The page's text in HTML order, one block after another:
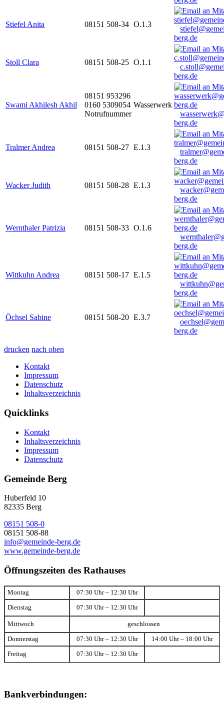
Stiefel Anita 08151 508-34 O.1.3
berg.de
Stoll Clara 08151 508-25 O.1.1
berg.de
Swami Akhilesh Akhil
08151 953296
0160 5309054
Notrufnummer
Wasserwerk
berg.de
Tralmer Andrea 08151 508-27 E.1.3
berg.de
Wacker Judith 08151 508-28 E.1.3
berg.de
Wernthaler Patrizia 08151 508-33 O.1.6
berg.de
Wittkuhn Andrea 08151 508-17 E.1.5
berg.de
Öchsel Sabine 08151 508-20 E.3.7
berg.de
drucken nach oben
Kontakt
Impressum
Datenschutz
Inhaltsverzeichnis
Quicklinks
Kontakt
Inhaltsverzeichnis
Impressum
Datenschutz
Gemeinde Berg
Huberfeld 10
82335 Berg
08151 508-0
08151 508-88
info@gemeinde-berg.de
www.gemeinde-berg.de
Öffnungszeiten des Rathauses
Montag 07:30 Uhr – 12:30 Uhr
Dienstag 07:30 Uhr – 12:30 Uhr
Mittwoch geschlossen
Donnerstag 07:30 Uhr – 12:30 Uhr 14:00 Uhr – 18:00 Uhr
Freitag 07:30 Uhr – 12:30 Uhr
Bankverbindungen: